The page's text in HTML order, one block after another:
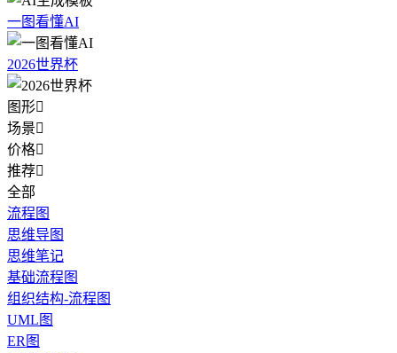
一图看懂AI
2026世界杯
图形
场景
价格
推荐
全部
流程图
思维导图
思维笔记
基础流程图
组织结构-流程图
UML图
ER图